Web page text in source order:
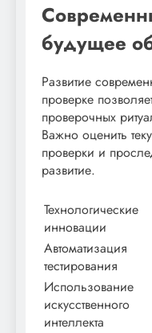
будущее
Развитие
проверке
проверочных
Важно оценить
проверки и
развитие.
Технологические
инновации
Автоматизация
тестирования
Использование
искусственного
интеллекта